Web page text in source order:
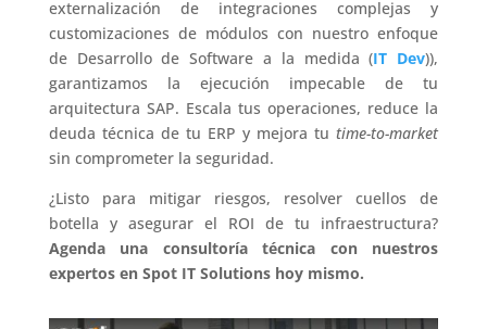
externalización de integraciones complejas y
customizaciones de módulos con nuestro enfoque
de Desarrollo de Software a la medida (IT Dev)),
garantizamos la ejecución impecable de tu
arquitectura SAP. Escala tus operaciones, reduce la
deuda técnica de tu ERP y mejora tutime-to-market
sin comprometer la seguridad.
¿Listo para mitigar riesgos, resolver cuellos de
botella y asegurar el ROI de tu infraestructura?
Agenda una consultoría técnica con nuestros
expertos en Spot IT Solutions hoy mismo.